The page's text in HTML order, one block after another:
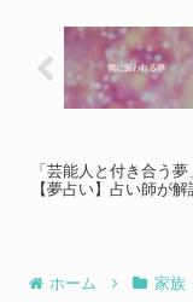
「芸能人と付き合う
【夢占い】占い師が解
ホーム 家族